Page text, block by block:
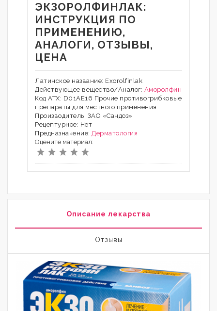
ЭКЗОРОЛФИНЛАК:
ИНСТРУКЦИЯ ПО
ПРИМЕНЕНИЮ,
АНАЛОГИ, ОТЗЫВЫ,
ЦЕНА
Латинское название: Exorolfinlak
Действующее вещество/Аналог: Аморолфин
Код АТХ: D01AE16 Прочие противогрибковые
препараты для местного применения
Производитель: ЗАО «Сандоз»
Рецептурное: Нет
Предназначение: Дерматология
Оцените материал:
Описание лекарства
Отзывы